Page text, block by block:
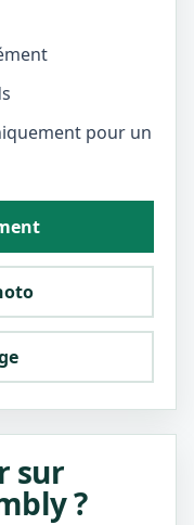
pour un
sur
?